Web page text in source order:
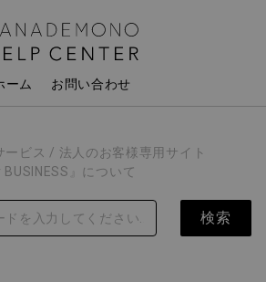
ーム お問い合わせ
ービス
法人のお客様専用サイト
BUSINESS』について